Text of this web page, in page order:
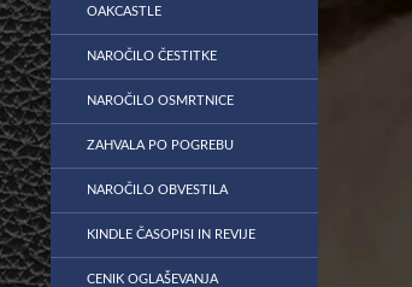
OAKCASTLE
NAROČILO ČESTITKE
NAROČILO OSMRTNICE
ZAHVALA PO POGREBU
NAROČILO OBVESTILA
KINDLE ČASOPISI IN REVIJE
CENIK OGLAŠEVANJA